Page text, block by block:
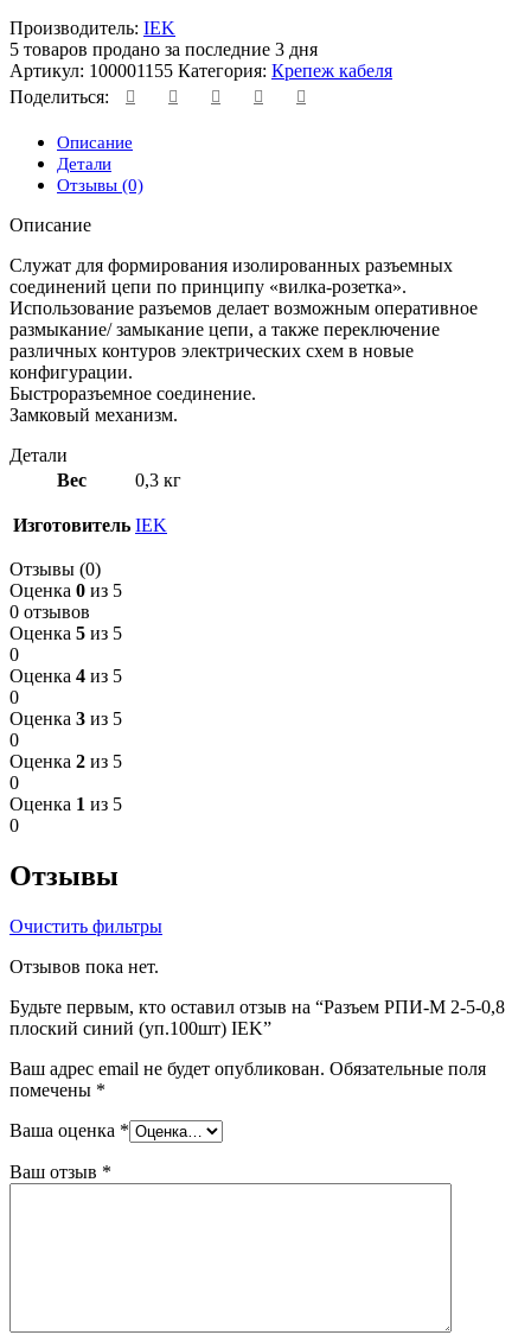
Производитель: IEK
5 товаров продано за последние 3 дня
Артикул: 100001155 Категория: Крепеж кабеля
Поделиться:
Описание
Детали
Отзывы (0)
Описание
Служат для формирования изолированных разъемных
соединений цепи по принципу «вилка-розетка».
Использование разъемов делает возможным оперативное
размыкание/ замыкание цепи, а также переключение
различных контуров электрических схем в новые
конфигурации.
Быстроразъемное соединение.
Замковый механизм.
Детали
Вес
0,3 кг
Изготовитель IEK
Отзывы (0)
Оценка 0 из 5
0 отзывов
Оценка 5 из 5
0
Оценка 4 из 5
0
Оценка 3 из 5
0
Оценка 2 из 5
0
Оценка 1 из 5
0
Отзывы
Очистить фильтры
Отзывов пока нет.
Будьте первым, кто оставил отзыв на “Разъем РПИ-М 2-5-0,8
плоский синий (уп.100шт) IEK”
Ваш адрес email не будет опубликован. Обязательные поля
помечены *
Ваша оценка *
Ваш отзыв *